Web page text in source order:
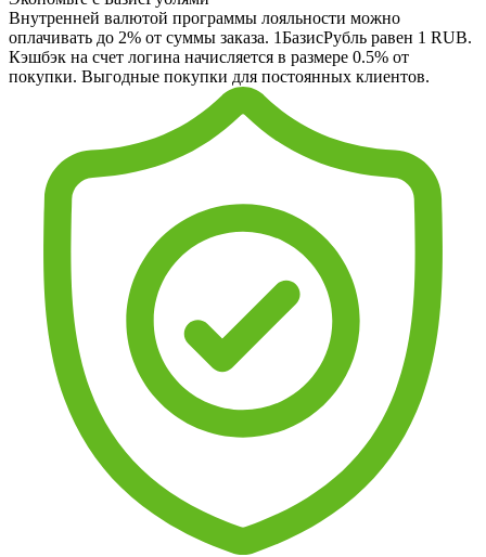
Внутренней валютой программы лояльности можно
оплачивать до 2% от суммы заказа. 1БазисРубль равен 1 RUB.
Кэшбэк на счет логина начисляется в размере 0.5% от
покупки. Выгодные покупки для постоянных клиентов.